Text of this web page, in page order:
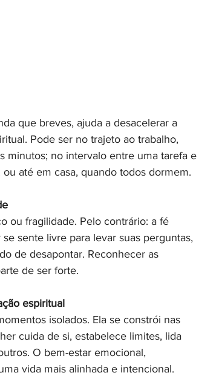
que breves, ajuda a desacelerar a
Pode ser no trajeto ao trabalho,
minutos; no intervalo entre uma tarefa e
até em casa, quando todos dormem.
ou fragilidade. Pelo contrário: a fé
sente livre para levar suas perguntas,
de desapontar. Reconhecer as
de ser forte.
espiritual
isolados. Ela se constrói nas
cuida de si, estabelece limites, lida
O bem-estar emocional,
vida mais alinhada e intencional.